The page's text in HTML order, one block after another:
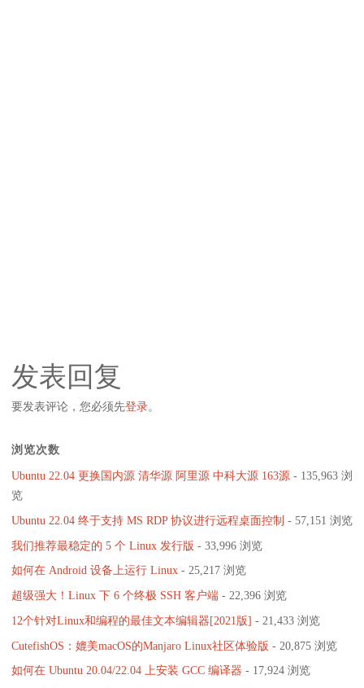
发表回复
要发表评论，您必须先登录。
浏览次数
Ubuntu 22.04 更换国内源 清华源 阿里源 中科大源 163源- 135,963 浏
览
Ubuntu 22.04 终于支持 MS RDP 协议进行远程桌面控制 - 57,151 浏览
我们推荐最稳定的 5 个 Linux 发行版 - 33,996 浏览
如何在 Android 设备上运行 Linux- 25,217 浏览
超级强大！Linux 下 6 个终极 SSH 客户端- 22,396 浏览
12个针对Linux和编程的最佳文本编辑器[2021版] - 21,433 浏览
CutefishOS：媲美macOS的Manjaro Linux社区体验版 - 20,875 浏览
如何在 Ubuntu 20.04/22.04 上安装 GCC 编译器 - 17,924 浏览